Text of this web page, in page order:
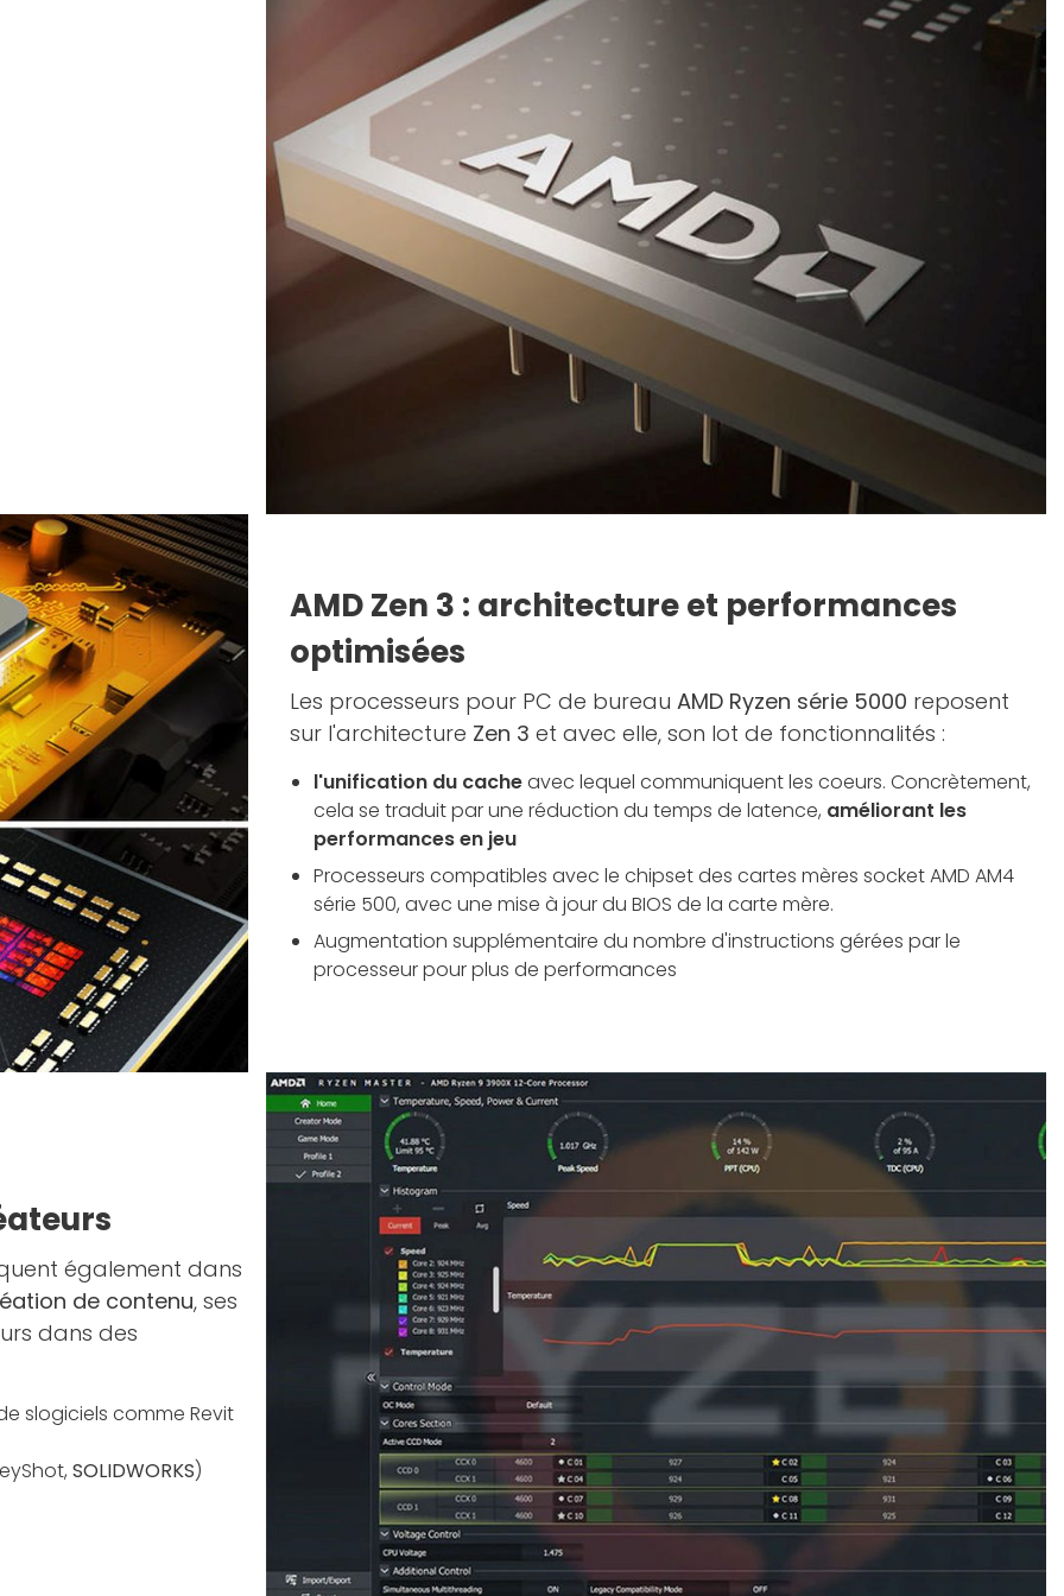
AMD Zen 3 : architecture et performances
optimisées
Les processeurs pour PC de bureau AMD Ryzen série 5000 reposent
sur l'architecture Zen 3 et avec elle, son lot de fonctionnalités :
l'unification du cacheavec lequel communiquent les coeurs. Concrètement,
cela se traduit par une réduction du temps de latence, améliorant les
performances en jeu
Processeurs compatibles avec le chipset des cartes mères socket AMD AM4
série 500, avec une mise à jour du BIOS de la carte mère.
Augmentation supplémentaire du nombre d'instructions gérées par le
processeur pour plus de performances
également dans
de contenu, ses
dans des
slogiciels comme Revit
SOLIDWORKS)